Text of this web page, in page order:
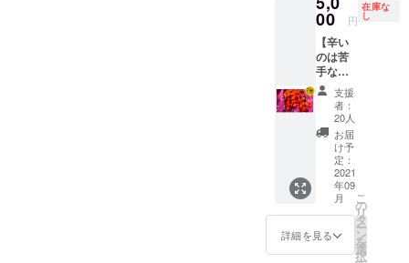
動で
イのア
カ族や
モンゴ
ルの遊
牧民、
韓国の
フード
デザイ
ナーな
ど各国
の研究
者や
アー
ティス
らかじ
め指示
書にあ
る材料
を購入
し、必
要な調
理器具
のご準
備をお
願いい
たしま
す。必
要な材
料及び
調理器
具は予
ずつ
ラップ
にくる
む。 乾
燥保
存：で
きるだ
け重な
らない
ように
並べて
置く。
風通し
の良い
日陰の
場所
で、自
然乾
け重な
らない
ように
並べて
置く。
風通し
の良い
日陰の
場所
で、自
然乾
燥。完
了の目
安は表
面にシ
くさん
でき、
もとう
がら
し：炒
めもの
やパス
タなど
保存方
法） 冷
蔵保
存：乾
燥しな
いよう
に保存
袋や
し、野
菜室に
カレー
や酢漬
けな
ど。生
食も可
中国大
牛角
椒：肉
詰めや
炒めも
のな
ど。生
食も可
ハラ
ペー
【生食
限定】
種/発送
は、生
育状況
によっ
て変動
しま
す。予
めご了
承くだ
さい。
調理方
法） 中
国大牛
角椒：
肉詰め
系のと
うがら
しを
チョイ
ス（写
真はイ
メージ
です）
島と
うがら
し、八
房、ひ
もとう
がらし
などを
想定。
・1kgを
00 円
在庫な
し
【辛い
のは苦
手な人
向け】
【甘く
てかわ
いいと
うがら
しビ
キー
ニョ
500g（
辛さレ
ベル：
ゼ
支援
者：
20人
お届
け予
定：
2021
年09
月
詳細を見る
こ
の
リ
タ
ー
ン
を
選
択